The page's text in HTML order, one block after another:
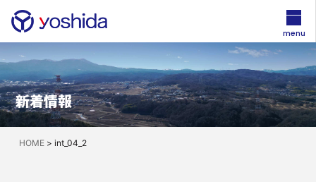
新着情報
HOME> int_04_2
menu